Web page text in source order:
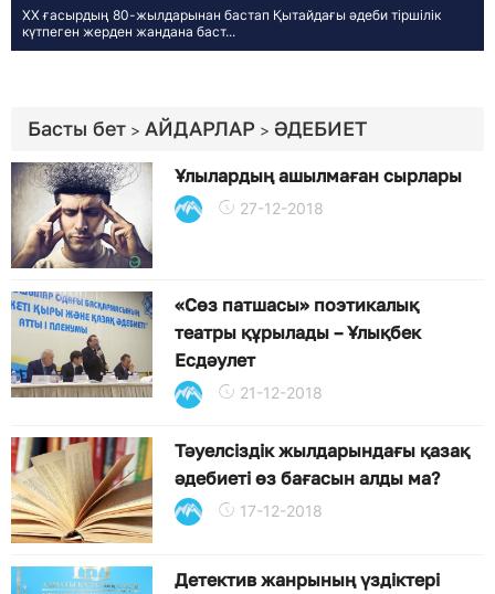
ХХ ғасырдың 80-жылдарынан бастап Қытайдағы әдеби тіршілік
күтпеген жерден жандана баст...
Басты бет > АЙДАРЛАР > ӘДЕБИЕТ
Ұлылардың ашылмаған сырлары
27-12-2018
«Сөз патшасы» поэтикалық
театры құрылады – Ұлықбек
Есдәулет
21-12-2018
Тәуелсіздік жылдарындағы қазақ
әдебиеті өз бағасын алды ма?
17-12-2018
Детектив жанрының үздіктері